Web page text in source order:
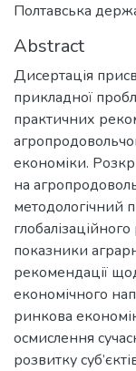
Полтавська
Abstract
Дисертація
прикладної
практичних
економіки.
на
методологічний
показники
рекомендації
економічного
ринкова
осмислення
розвитку